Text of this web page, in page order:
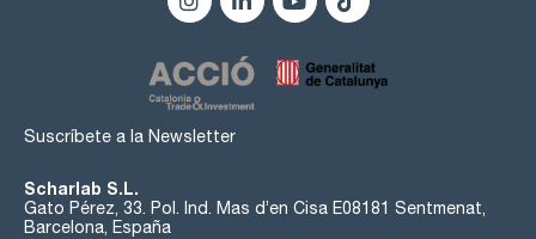
Suscríbete a la Newsletter
Scharlab S.L.
Gato Pérez, 33. Pol. Ind. Mas d’en Cisa E08181 Sentmenat,
Barcelona, España